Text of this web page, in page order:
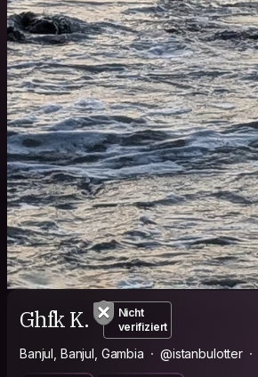
Ghfk K.
Nicht
verifiziert
Banjul, Banjul, Gambia @istanbulotter